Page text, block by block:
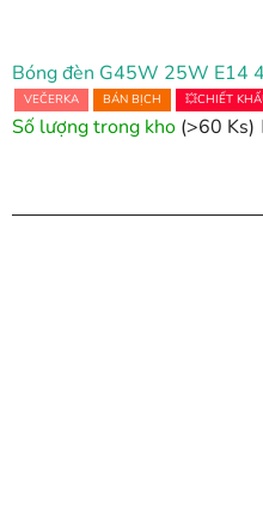
Bóng đèn G45W 25W E14
VEČERKA BÁN BỊCH 💥CHIẾT
Số lượng trong kho (>60 Ks)